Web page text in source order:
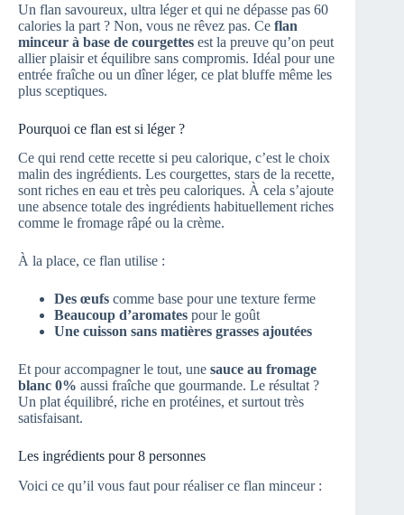
Un flan savoureux, ultra léger et qui ne dépasse pas 60
calories la part ? Non, vous ne rêvez pas. Ce flan
minceur à base de courgettes est la preuve qu’on peut
allier plaisir et équilibre sans compromis. Idéal pour une
entrée fraîche ou un dîner léger, ce plat bluffe même les
plus sceptiques.
Pourquoi ce flan est si léger ?
Ce qui rend cette recette si peu calorique, c’est le choix
malin des ingrédients. Les courgettes, stars de la recette,
sont riches en eau et très peu caloriques. À cela s’ajoute
une absence totale des ingrédients habituellement riches
comme le fromage râpé ou la crème.
À la place, ce flan utilise :
Des œufs comme base pour une texture ferme
Beaucoup d’aromates pour le goût
Une cuisson sans matières grasses ajoutées
Et pour accompagner le tout, une sauce au fromage
blanc 0% aussi fraîche que gourmande. Le résultat ?
Un plat équilibré, riche en protéines, et surtout très
satisfaisant.
Les ingrédients pour 8 personnes
Voici ce qu’il vous faut pour réaliser ce flan minceur :